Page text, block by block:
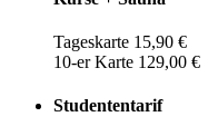
Tageskarte 15,90 €
10-er Karte 129,00 €
Studententarif